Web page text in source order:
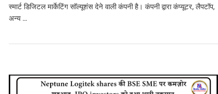
स्मार्ट डिजिटल मार्केटिंग सॉल्यूशंस देने वाली कंपनी है। कंपनी द्वारा कंप्यूटर, लैपटॉप,
अन्य …